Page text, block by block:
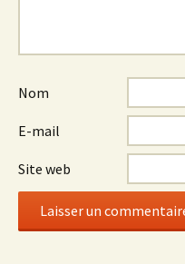
Nom
E-mail
Site web